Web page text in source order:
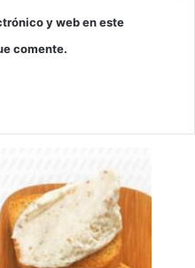
y web en este
comente.